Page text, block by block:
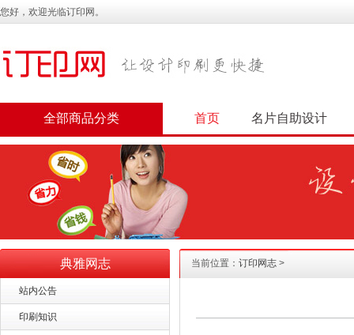
您好，欢迎光临订印网。
全部商品分类 首页 名片自助设计
典雅网志
站内公告
印刷知识
当前位置： 订印网志 >